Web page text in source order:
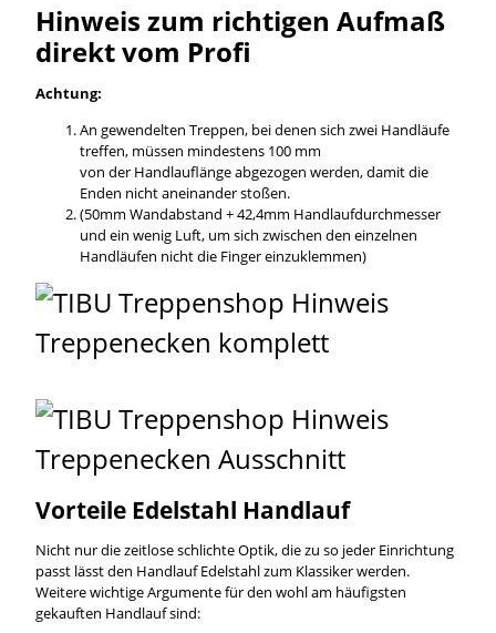
Hinweis zum richtigen Aufmaß
direkt vom Profi
Achtung:
An gewendelten Treppen, bei denen sich zwei Handläufe
treffen, müssen mindestens 100 mm
von der Handlauflänge abgezogen werden, damit die
Enden nicht aneinander stoßen.
(50mm Wandabstand + 42,4mm Handlaufdurchmesser
und ein wenig Luft, um sich zwischen den einzelnen
Handläufen nicht die Finger einzuklemmen)
Vorteile Edelstahl Handlauf
Nicht nur die zeitlose schlichte Optik, die zu so jeder Einrichtung
passt lässt den Handlauf Edelstahl zum Klassiker werden.
Weitere wichtige Argumente für den wohl am häufigsten
gekauften Handlauf sind: